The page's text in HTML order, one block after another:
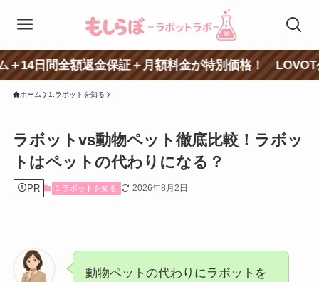
額返金保証＋月額料金が特別価格！ LOVOT公式ページ
ホーム 1.ラボットを知る
ラボットvs動物ペット徹底比較！ラボッ
トはペットの代わりになる？
PR 1.ラボットを知る 2026年8月2日
動物ペットの代わりにラボットを